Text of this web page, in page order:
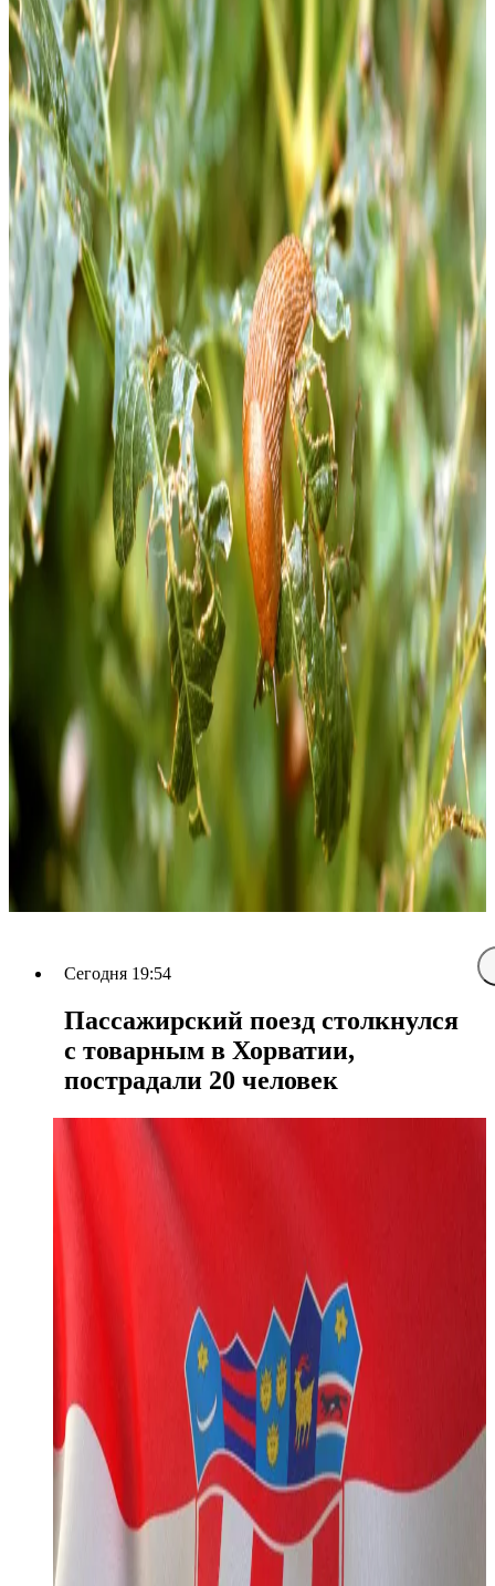
Сегодня 19:54
Пассажирский поезд столкнулся
с товарным в Хорватии,
пострадали 20 человек